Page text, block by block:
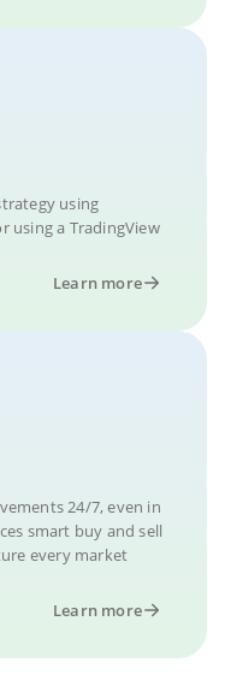
using
using a TradingView
Learn more
24/7, even in
smart buy and sell
every market
Learn more